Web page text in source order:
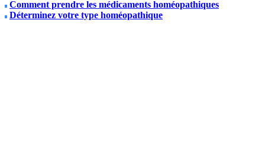
Comment prendre les médicaments homéopathiques
Déterminez votre type homéopathique